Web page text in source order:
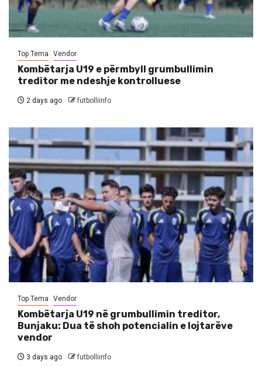
Top Tema Vendor
Kombëtarja U19 e përmbyll grumbullimin
treditor me ndeshje kontrolluese
2 days ago futbolliinfo
Top Tema Vendor
Kombëtarja U19 në grumbullimin treditor,
Bunjaku: Dua të shoh potencialin e lojtarëve
vendor
3 days ago futbolliinfo